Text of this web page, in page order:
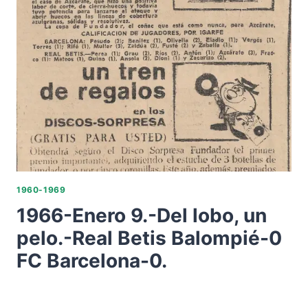
PROPÓSITOS
DEL
REAL
BETIS
BALOMPIÉ:
JULIO
DE
IRIZO
PACHECO.
1960-1969
1966-Enero 9.-Del lobo, un
pelo.-Real Betis Balompié-0
FC Barcelona-0.